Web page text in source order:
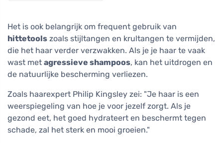
Het is ook belangrijk om frequent gebruik van
hittetools zoals stijltangen en krultangen te vermijden,
die het haar verder verzwakken. Als je je haar te vaak
wast met agressieve shampoos, kan het uitdrogen en
de natuurlijke bescherming verliezen.
Zoals haarexpert Philip Kingsley zei: "Je haar is een
weerspiegeling van hoe je voor jezelf zorgt. Als je
gezond eet, het goed hydrateert en beschermt tegen
schade, zal het sterk en mooi groeien."